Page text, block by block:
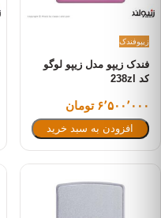
زیپوفندک
فندک زیپو مدل زیپو لوگو
کد 238zl
۶٬۵۰۰٬۰۰۰ تومان
افزودن به سبد خرید